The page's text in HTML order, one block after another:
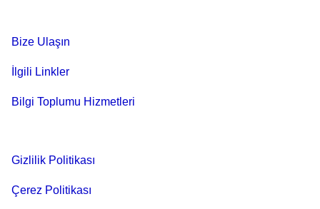
Bize Ulaşın
İlgili Linkler
Bilgi Toplumu Hizmetleri
Gizlilik Politikası
Çerez Politikası